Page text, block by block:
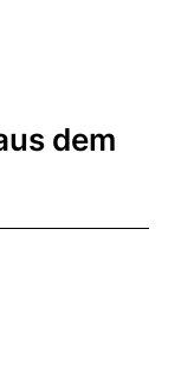
dem